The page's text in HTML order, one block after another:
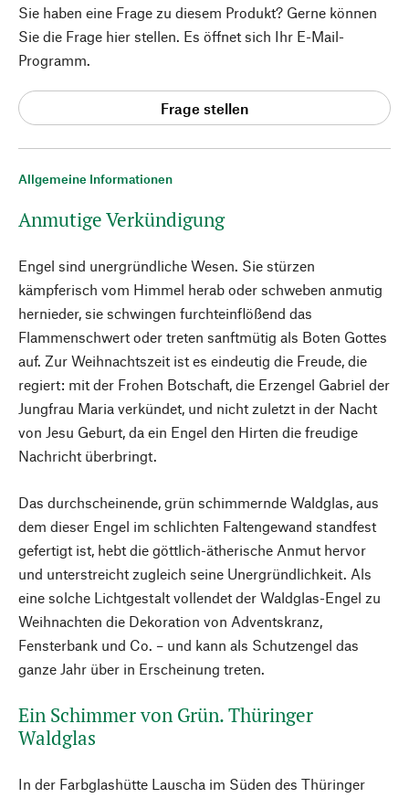
Allgemeine Informationen
Anmutige Verkündigung
Engel sind unergründliche Wesen. Sie stürzen
kämpferisch vom Himmel herab oder schweben anmutig
hernieder, sie schwingen furchteinflößend das
Flammenschwert oder treten sanftmütig als Boten Gottes
auf. Zur Weihnachtszeit ist es eindeutig die Freude, die
regiert: mit der Frohen Botschaft, die Erzengel Gabriel der
Jungfrau Maria verkündet, und nicht zuletzt in der Nacht
von Jesu Geburt, da ein Engel den Hirten die freudige
Nachricht überbringt.
Das durchscheinende, grün schimmernde Waldglas, aus
dem dieser Engel im schlichten Faltengewand standfest
gefertigt ist, hebt die göttlich-ätherische Anmut hervor
und unterstreicht zugleich seine Unergründlichkeit. Als
eine solche Lichtgestalt vollendet der Waldglas-Engel zu
Weihnachten die Dekoration von Adventskranz,
Fensterbank und Co. – und kann als Schutzengel das
ganze Jahr über in Erscheinung treten.
Ein Schimmer von Grün. Thüringer
Waldglas
In der Farbglashütte Lauscha im Süden des Thüringer
Sie haben eine Frage zu diesem Produkt? Gerne können
Sie die Frage hier stellen. Es öffnet sich Ihr E-Mail-
Programm.
Frage stellen